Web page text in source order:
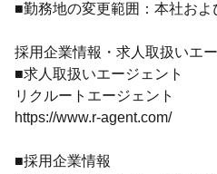
■勤務地の変更範囲：本社お
採用企業情報・求人取扱いエ
■求人取扱いエージェント
リクルートエージェント
https://www.r-agent.com/
■採用企業情報